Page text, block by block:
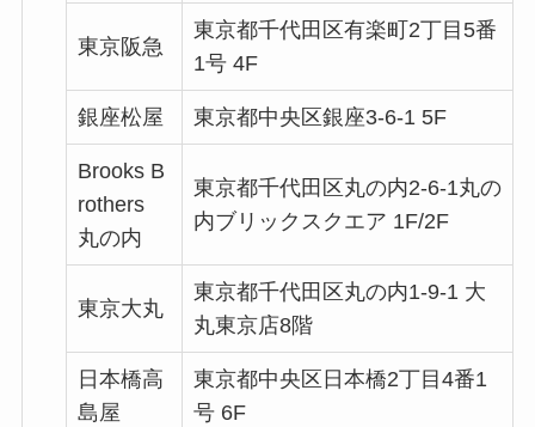
東京阪急
東京都千代田区有楽町2丁目5番
1号 4F
銀座松屋 東京都中央区銀座3-6-1 5F
Brooks B
rothers
丸の内
東京都千代田区丸の内2-6-1丸の
内ブリックスクエア 1F/2F
東京大丸
東京都千代田区丸の内1-9-1 大
丸東京店8階
日本橋高
島屋
東京都中央区日本橋2丁目4番1
号 6F